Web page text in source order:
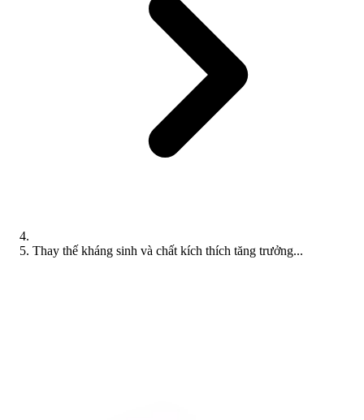
Thay thế kháng sinh và chất kích thích tăng trưởng...